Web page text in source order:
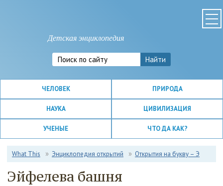
Детская энциклопедия
ЧЕЛОВЕК ПРИРОДА
НАУКА ЦИВИЛИЗАЦИЯ
УЧЕНЫЕ ЧТО ДА КАК?
What This Энциклопедия открытий Открытия на букву – Э
Эйфелева башня